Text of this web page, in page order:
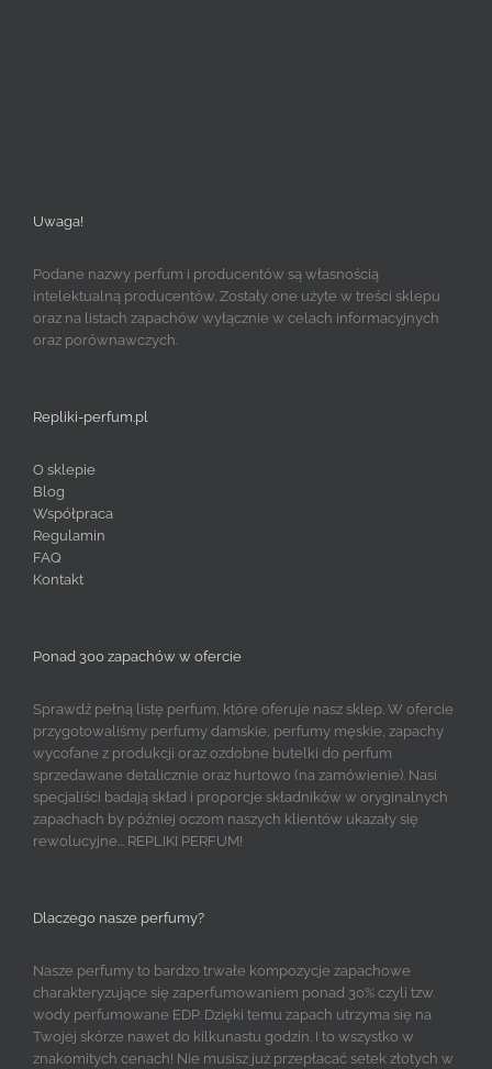
Uwaga!
Podane nazwy perfum i producentów są własnością
intelektualną producentów. Zostały one użyte w treści sklepu
oraz na listach zapachów wyłącznie w celach informacyjnych
oraz porównawczych.
Repliki-perfum.pl
O sklepie
Blog
Współpraca
Regulamin
FAQ
Kontakt
Ponad 300 zapachów w ofercie
Sprawdź pełną listę perfum, które oferuje nasz sklep. W ofercie
przygotowaliśmy perfumy damskie, perfumy męskie, zapachy
wycofane z produkcji oraz ozdobne butelki do perfum
sprzedawane detalicznie oraz hurtowo (na zamówienie). Nasi
specjaliści badają skład i proporcje składników w oryginalnych
zapachach by później oczom naszych klientów ukazały się
rewolucyjne... REPLIKI PERFUM!
Dlaczego nasze perfumy?
Nasze perfumy to bardzo trwałe kompozycje zapachowe
charakteryzujące się zaperfumowaniem ponad 30% czyli tzw.
wody perfumowane EDP. Dzięki temu zapach utrzyma się na
Twojej skórze nawet do kilkunastu godzin. I to wszystko w
znakomitych cenach! Nie musisz już przepłacać setek złotych w